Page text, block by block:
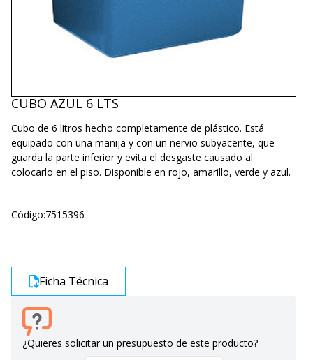
CUBO AZUL 6 LTS
Cubo de 6 litros hecho completamente de plástico. Está
equipado con una manija y con un nervio subyacente, que
guarda la parte inferior y evita el desgaste causado al
colocarlo en el piso. Disponible en rojo, amarillo, verde y azul.
Código:7515396
Ficha Técnica
¿Quieres solicitar un presupuesto de este producto?